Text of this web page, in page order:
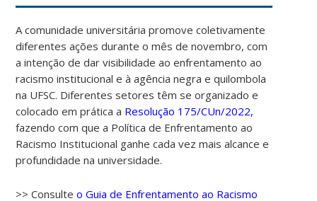
A comunidade universitária promove coletivamente
diferentes ações durante o mês de novembro, com
a intenção de dar visibilidade ao enfrentamento ao
racismo institucional e à agência negra e quilombola
na UFSC. Diferentes setores têm se organizado e
colocado em prática a Resolução 175/CUn/2022,
fazendo com que a Política de Enfrentamento ao
Racismo Institucional ganhe cada vez mais alcance e
profundidade na universidade.
>> Consulteo Guia de Enfrentamento ao Racismo